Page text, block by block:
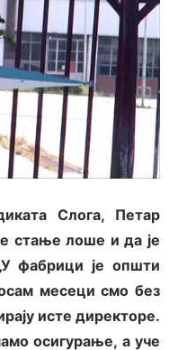
Слога, Петар
стање лоше и да је
фабрици је општи
месеци смо без
исте директоре.
осигурање, а уче